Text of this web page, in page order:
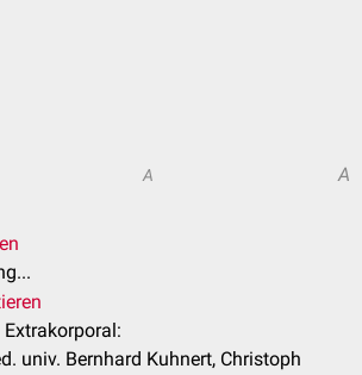
A A
univ. Bernhard Kuhnert, Christoph